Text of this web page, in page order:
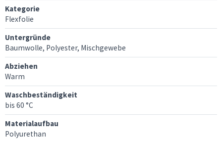
Kategorie
Flexfolie
Untergründe
Baumwolle, Polyester, Mischgewebe
Abziehen
Warm
Waschbeständigkeit
bis 60 °C
Materialaufbau
Polyurethan